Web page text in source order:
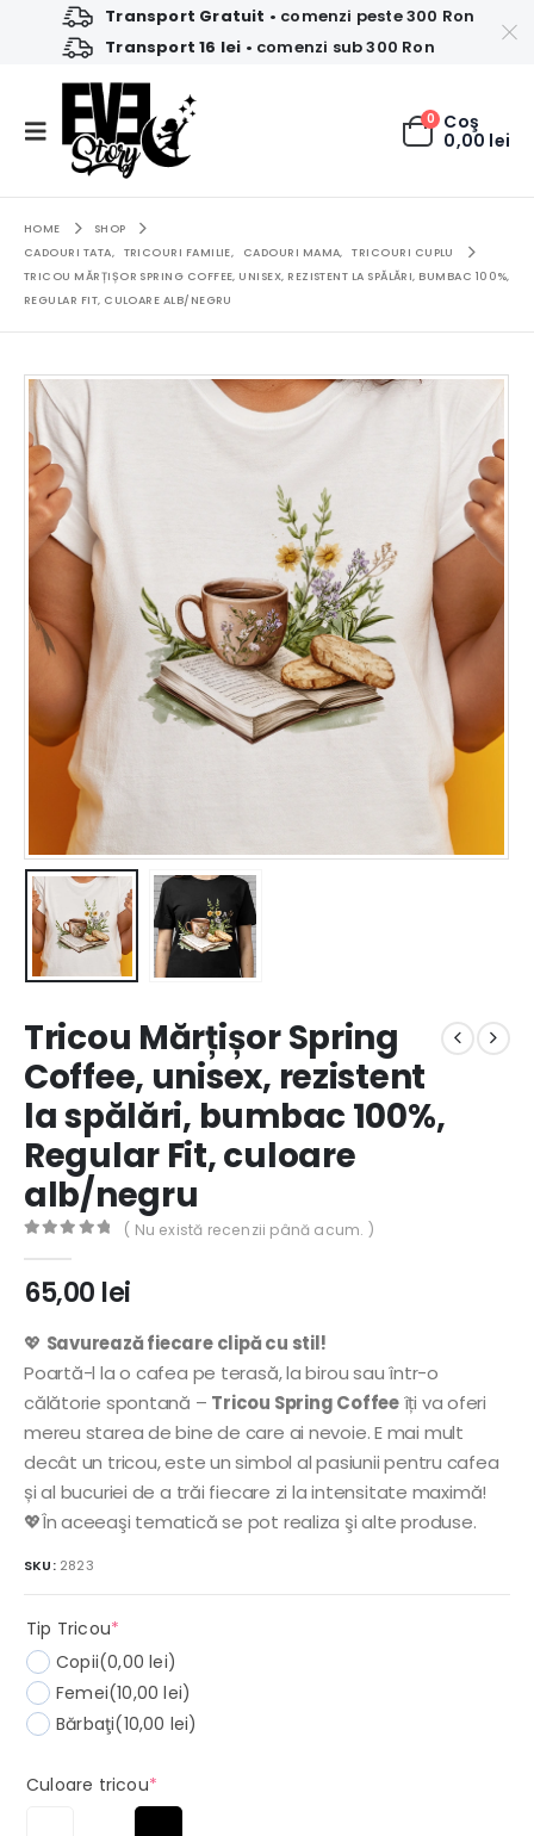
Transport Gratuit • comenzi peste 300 Ron
Transport 16 lei • comenzi sub 300 Ron
0 Coş
0,00 lei
HOME
SHOP
CADOURI TATA, TRICOURI FAMILIE, CADOURI MAMA,
TRICOURI CUPLU
TRICOU MĂRȚIȘOR SPRING COFFEE, UNISEX, REZISTENT LA SPĂLĂRI, BUMBAC 100%,
REGULAR FIT, CULOARE ALB/NEGRU
Tricou Mărțișor Spring
Coffee, unisex, rezistent
la spălări, bumbac 100%,
Regular Fit, culoare
alb/negru
( Nu există recenzii până acum. )
65,00 lei
💖 Savurează fiecare clipă cu stil!
Poartă-l la o cafea pe terasă, la birou sau într-o
călătorie spontană – Tricou Spring Coffeeîți va oferi
mereu starea de bine de care ai nevoie. E mai mult
decât un tricou, este un simbol al pasiunii pentru cafea
și al bucuriei de a trăi fiecare zi la intensitate maximă!
💖În aceeaşi tematică se pot realiza şi alte produse.
SKU: 2823
Tip Tricou*
Copii(0,00 lei)
Femei(10,00 lei)
Bărbaţi(10,00 lei)
Culoare tricou*(required)